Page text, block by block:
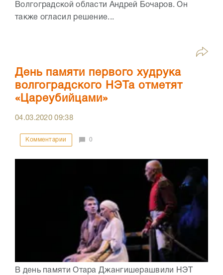
Волгоградской области Андрей Бочаров. Он
также огласил решение...
День памяти первого худрука
волгоградского НЭТа отметят
«Цареубийцами»
04.03.202009:38
Комментарии 0
В день памяти Отара Джангишерашвили НЭТ